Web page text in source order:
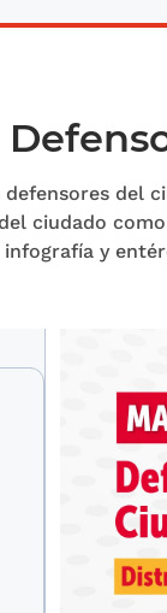
defensores del
ciudado
y